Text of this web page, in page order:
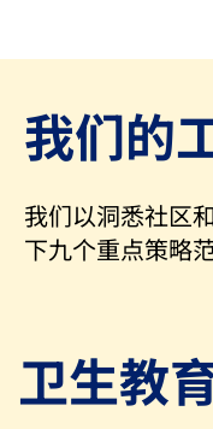
我们的
我们以洞悉社区
下九个重点策略
卫生教